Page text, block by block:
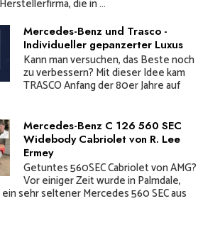
die in ...
Mercedes-Benz und Trasco -
Individueller gepanzerter Luxus
Kann man versuchen, das Beste noch
zu verbessern? Mit dieser Idee kam
TRASCO Anfang der 80er Jahre auf
Mercedes-Benz C 126 560 SEC
Widebody Cabriolet von R. Lee
Ermey
Getuntes 560SEC Cabriolet von AMG?
Vor einiger Zeit wurde in Palmdale,
sehr seltener Mercedes 560 SEC aus